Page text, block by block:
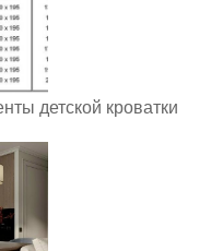
детской кроватки